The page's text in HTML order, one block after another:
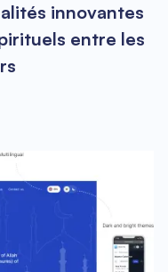
innovantes
entre les